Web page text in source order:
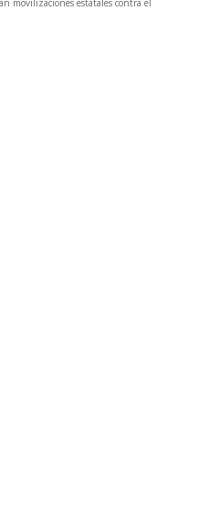
movilizaciones estatales contra el